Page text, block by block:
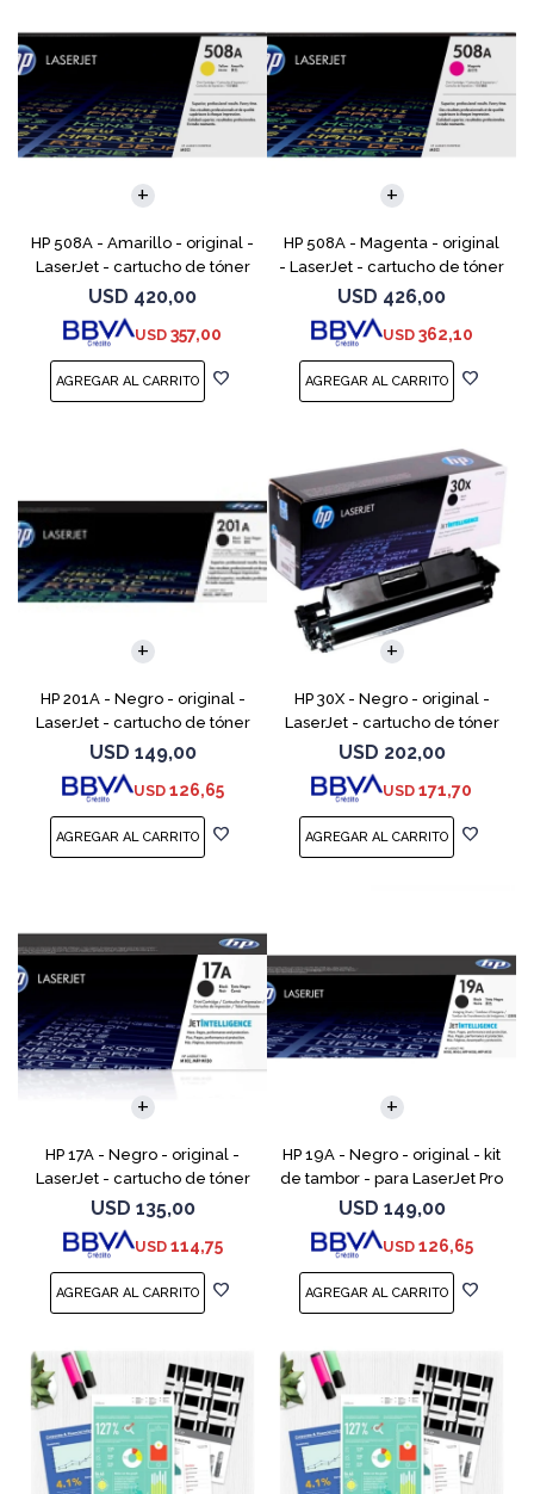
HP 508A - Amarillo - original -
LaserJet - cartucho de tóner
(CF362A) - para Color
LaserJet Enterprise MFP M577;
LaserJet Enterp
USD 420,00
USD 357,00
HP 508A - Magenta - original
- LaserJet - cartucho de tóner
(CF363A) - para Color
LaserJet Enterprise MFP M577;
LaserJet Enterpr
USD 426,00
USD 362,10
HP 201A - Negro - original -
LaserJet - cartucho de tóner
(CF400A) - para Color
LaserJet Pro M252dn,
M252dw, M252n, MFP M277c6,
USD 149,00
USD 126,65
HP 30X - Negro - original -
LaserJet - cartucho de tóner
(CF230X) - para LaserJet Pro
M203d, M203dn, M203dw, MFP
M227fdn, MFP M2
USD 202,00
USD 171,70
HP 17A - Negro - original -
LaserJet - cartucho de tóner
(CF217A) - para LaserJet Pro
M102a, M102w, MFP M130a,
MFP M130fn, MFP M
USD 135,00
USD 114,75
HP 19A - Negro - original - kit
de tambor - para LaserJet Pro
M102, M104, MFP M130, MFP
M132
USD 149,00
USD 126,65